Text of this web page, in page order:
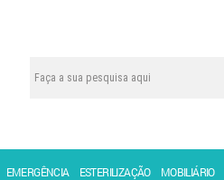
EMERGÊNCIA ESTERILIZAÇÃO MOBILIÁRIO